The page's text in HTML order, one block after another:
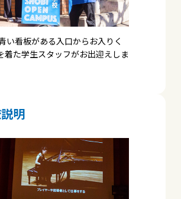
い看板がある入口からお入りく
着た学生スタッフがお出迎えしま
明